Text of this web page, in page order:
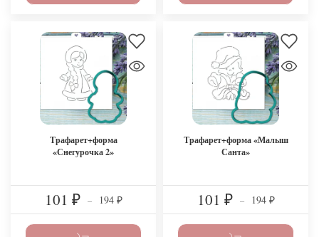
Трафарет+форма
«Снегурочка 2»
101 ₽ – 194 ₽
Трафарет+форма «Малыш
Санта»
101 ₽ – 194 ₽